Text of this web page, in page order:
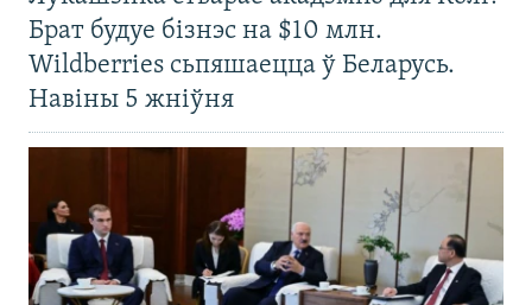
Брат будуе бізнэс на $10 млн.
Wildberries сьпяшаецца ў Беларусь.
Навіны 5 жніўня